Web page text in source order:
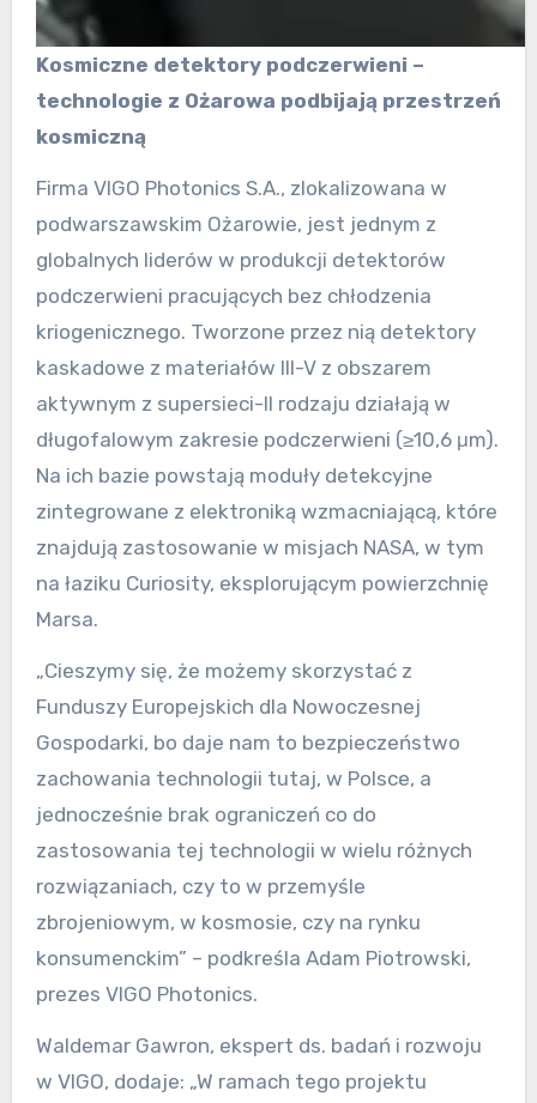
Kosmiczne detektory podczerwieni –
technologie z Ożarowa podbijają przestrzeń
kosmiczną
Firma VIGO Photonics S.A., zlokalizowana w
podwarszawskim Ożarowie, jest jednym z
globalnych liderów w produkcji detektorów
podczerwieni pracujących bez chłodzenia
kriogenicznego. Tworzone przez nią detektory
kaskadowe z materiałów III-V z obszarem
aktywnym z supersieci-II rodzaju działają w
długofalowym zakresie podczerwieni (≥10,6 μm).
Na ich bazie powstają moduły detekcyjne
zintegrowane z elektroniką wzmacniającą, które
znajdują zastosowanie w misjach NASA, w tym
na łaziku Curiosity, eksplorującym powierzchnię
Marsa.
„Cieszymy się, że możemy skorzystać z
Funduszy Europejskich dla Nowoczesnej
Gospodarki, bo daje nam to bezpieczeństwo
zachowania technologii tutaj, w Polsce, a
jednocześnie brak ograniczeń co do
zastosowania tej technologii w wielu różnych
rozwiązaniach, czy to w przemyśle
zbrojeniowym, w kosmosie, czy na rynku
konsumenckim” – podkreśla Adam Piotrowski,
prezes VIGO Photonics.
Waldemar Gawron, ekspert ds. badań i rozwoju
w VIGO, dodaje: „W ramach tego projektu